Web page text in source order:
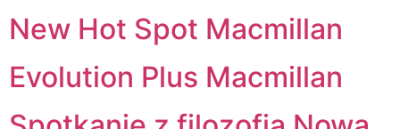
New Hot Spot Macmillan
Evolution Plus Macmillan